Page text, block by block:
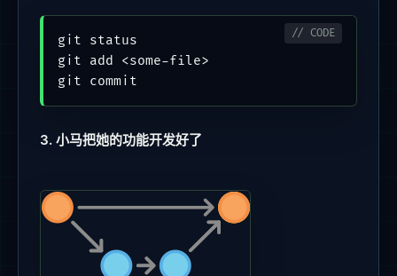
git status
git add <some-file>
3. 小马把她的功能开发好了